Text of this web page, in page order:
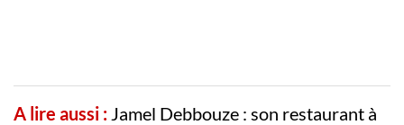
A lire aussi : Jamel Debbouze : son restaurant à